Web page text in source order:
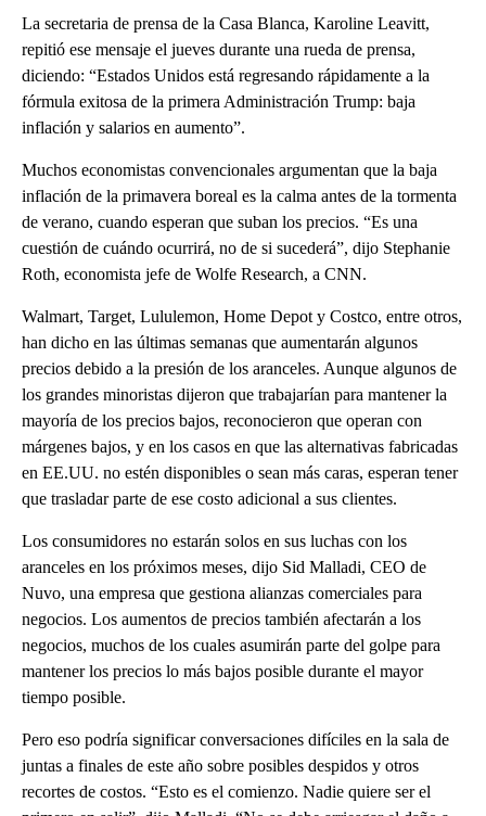
La secretaria de prensa de la Casa Blanca, Karoline Leavitt,
repitió ese mensaje el jueves durante una rueda de prensa,
diciendo: “Estados Unidos está regresando rápidamente a la
fórmula exitosa de la primera Administración Trump: baja
inflación y salarios en aumento”.
Muchos economistas convencionales argumentan que la baja
inflación de la primavera boreal es la calma antes de la tormenta
de verano, cuando esperan que suban los precios. “Es una
cuestión de cuándo ocurrirá, no de si sucederá”, dijo Stephanie
Roth, economista jefe de Wolfe Research, a CNN.
Walmart, Target, Lululemon, Home Depot y Costco, entre otros,
han dicho en las últimas semanas que aumentarán algunos
precios debido a la presión de los aranceles. Aunque algunos de
los grandes minoristas dijeron que trabajarían para mantener la
mayoría de los precios bajos, reconocieron que operan con
márgenes bajos, y en los casos en que las alternativas fabricadas
en EE.UU. no estén disponibles o sean más caras, esperan tener
que trasladar parte de ese costo adicional a sus clientes.
Los consumidores no estarán solos en sus luchas con los
aranceles en los próximos meses, dijo Sid Malladi, CEO de
Nuvo, una empresa que gestiona alianzas comerciales para
negocios. Los aumentos de precios también afectarán a los
negocios, muchos de los cuales asumirán parte del golpe para
mantener los precios lo más bajos posible durante el mayor
tiempo posible.
Pero eso podría significar conversaciones difíciles en la sala de
juntas a finales de este año sobre posibles despidos y otros
recortes de costos. “Esto es el comienzo. Nadie quiere ser el